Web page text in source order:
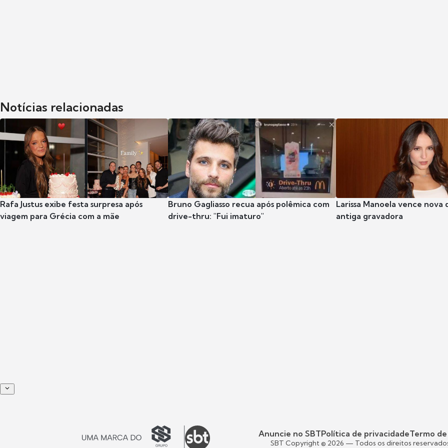
Notícias relacionadas
Rafa Justus exibe festa surpresa após
viagem para Grécia com a mãe
Bruno Gagliasso recua após polêmica com
drive-thru: "Fui imaturo"
Larissa Manoela vence
antiga gravadora
Anuncie no SBTPolítica de privacidadeTermo de
SBT Copyright © 2026 — Todos os direitos